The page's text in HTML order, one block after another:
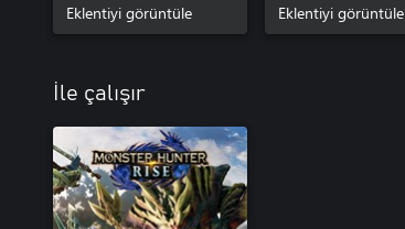
Eklentiyi görüntüle Eklentiyi görüntüle
İle çalışır